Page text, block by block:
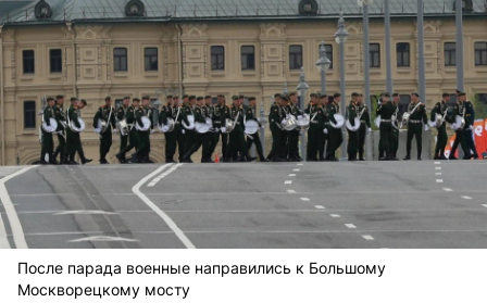
После парада военные направились к Большому
Москворецкому мосту